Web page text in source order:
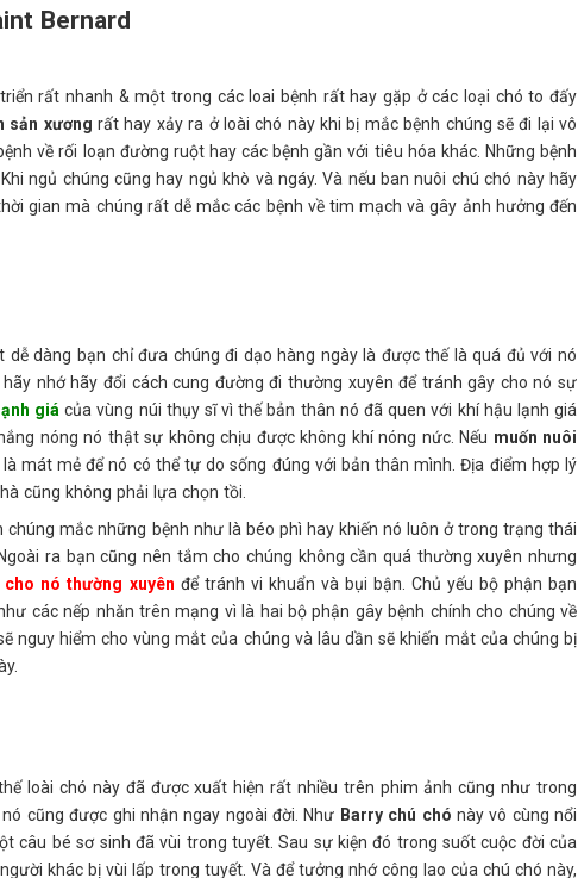
Bernard
rất nhanh & một trong các loai bệnh rất hay gặp ở các loại chó to đấy
sản xươngrất hay xảy ra ở loài chó này khi bị mắc bệnh chúng sẽ đi lại vô
về rối loạn đường ruột hay các bệnh gần với tiêu hóa khác. Những bệnh
ngủ chúng cũng hay ngủ khò và ngáy. Và nếu ban nuôi chú chó này hãy
gian mà chúng rất dễ mắc các bệnh về tim mạch và gây ảnh hưởng đến
dàng bạn chỉ đưa chúng đi dạo hàng ngày là được thế là quá đủ với nó
nhớ hãy đổi cách cung đường đi thường xuyên để tránh gây cho nó sự
giá của vùng núi thụy sĩ vì thế bản thân nó đã quen với khí hậu lạnh giá
nóng nó thật sự không chịu được không khí nóng nức. Nếu muốn nuôi
mát mẻ để nó có thể tự do sống đúng với bản thân mình. Địa điểm hợp lý
cũng không phải lựa chọn tồi.
chúng mắc những bệnh như là béo phì hay khiến nó luôn ở trong trạng thái
ra bạn cũng nên tắm cho chúng không cần quá thường xuyên nhưng
nó thường xuyên để tránh vi khuẩn và bụi bận. Chủ yếu bộ phận bạn
các nếp nhăn trên mạng vì là hai bộ phận gây bệnh chính cho chúng về
nguy hiểm cho vùng mắt của chúng và lâu dần sẽ khiến mắt của chúng bị
loài chó này đã được xuất hiện rất nhiều trên phim ảnh cũng như trong
cũng được ghi nhận ngay ngoài đời. Như Barry chú chó này vô cùng nổi
câu bé sơ sinh đã vùi trong tuyết. Sau sự kiện đó trong suốt cuộc đời của
khác bị vùi lấp trong tuyết. Và để tưởng nhớ công lao của chú chó này,